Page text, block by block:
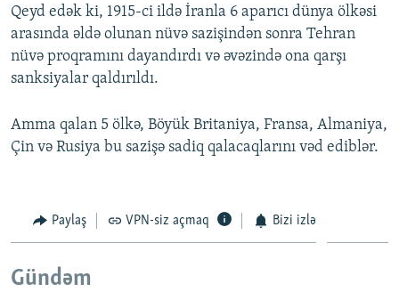
Qeyd edək ki, 1915-ci ildə İranla 6 aparıcı dünya ölkəsi
arasında əldə olunan nüvə sazişindən sonra Tehran
nüvə proqramını dayandırdı və əvəzində ona qarşı
sanksiyalar qaldırıldı.
Amma qalan 5 ölkə, Böyük Britaniya, Fransa, Almaniya,
Çin və Rusiya bu sazişə sadiq qalacaqlarını vəd ediblər.
Paylaş VPN-siz açmaq Bizi izlə
Gündəm